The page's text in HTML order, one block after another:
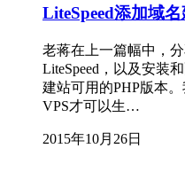
LiteSpeed添加域
老蒋在上一篇幅中，
LiteSpeed，以及安装
建站可用的PHP版本
VPS才可以生…
2015年10月26日